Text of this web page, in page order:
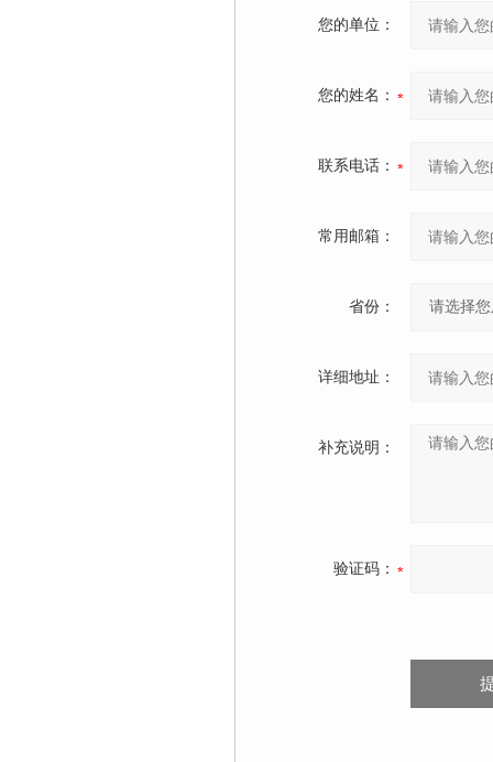
您的单位：
您的姓名：
联系电话：
常用邮箱：
省份：
详细地址：
补充说明：
验证码：